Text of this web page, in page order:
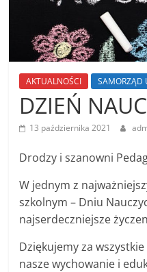
AKTUALNOŚCI SAMORZĄD
DZIEŃ
13 października 2021
Drodzy i szanowni
W jednym z
szkolnym – Dniu
najserdeczniejsze
Dziękujemy za
nasze wychowanie i